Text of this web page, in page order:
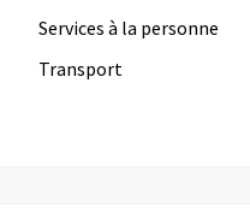
Services à la personne
Transport